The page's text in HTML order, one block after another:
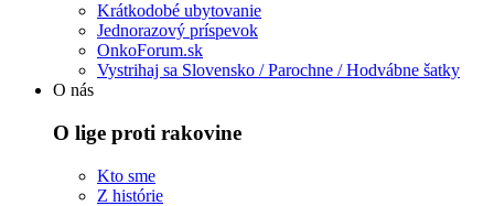
Krátkodobé ubytovanie
Jednorazový príspevok
OnkoForum.sk
Vystrihaj sa Slovensko / Parochne / Hodvábne šatky
O nás
O lige proti rakovine
Kto sme
Z histórie